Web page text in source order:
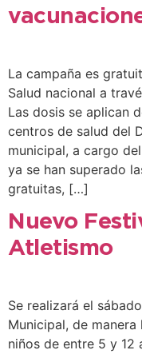
La campaña es
Salud nacional a
Las dosis se aplican
centros de salud del
municipal, a cargo
ya se han superado
gratuitas, […]
Nuevo
Atletismo
Se realizará el
Municipal, de
niños de entre 5 y 12